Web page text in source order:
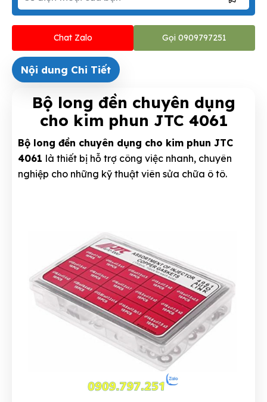
Chat Zalo Gọi 0909797251
Nội dung Chi Tiết
Bộ long đền chuyên dụng
cho kim phun JTC 4061
Bộ long đền chuyên dụng cho kim phun JTC
4061 là thiết bị hỗ trợ công việc nhanh, chuyên
nghiệp cho những kỹ thuật viên sửa chữa ô tô.